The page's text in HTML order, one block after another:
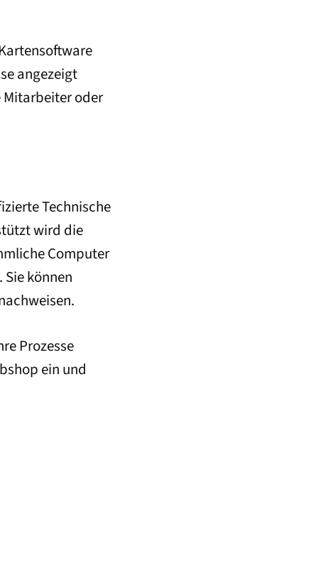
angezeigt
Mitarbeiter oder
Technische
wird die
Computer
können
Prozesse
ein und